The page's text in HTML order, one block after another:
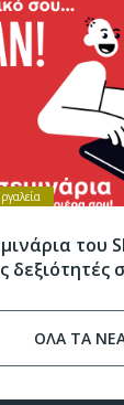
του
δεξιότητές
ΟΛΑ ΤΑ